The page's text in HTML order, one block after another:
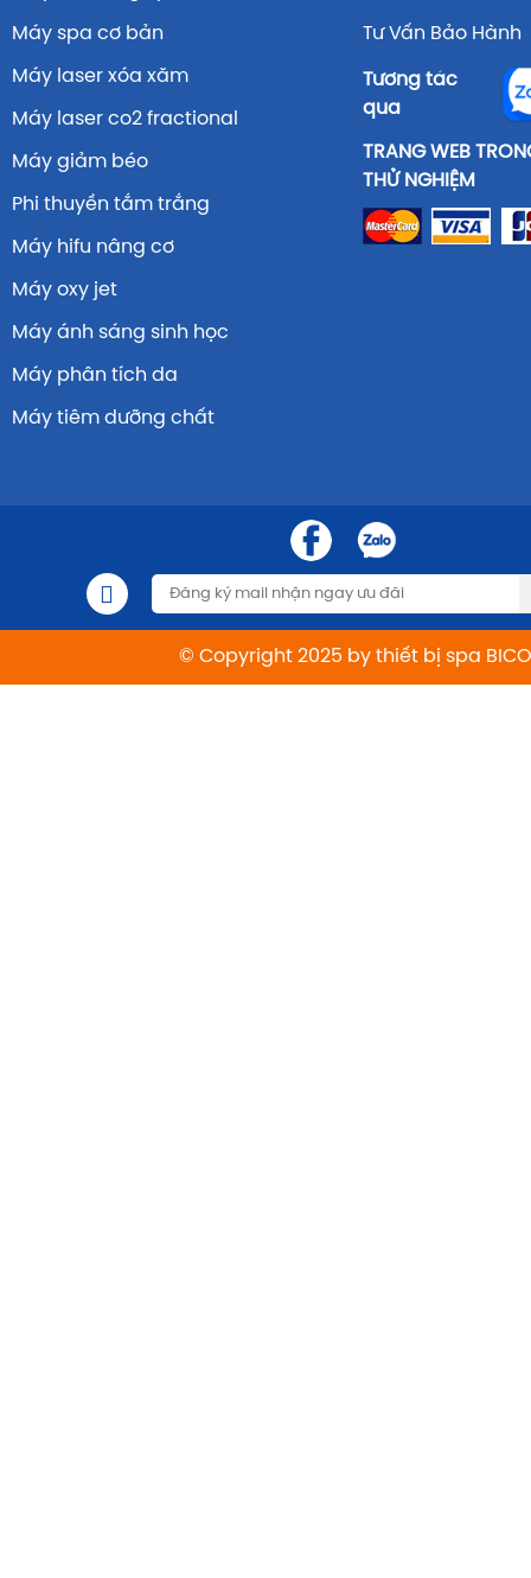
Máy spa cơ bản
Máy laser xóa xăm
Máy laser co2 fractional
Máy giảm béo
Phi thuyền tắm trắng
Máy hifu nâng cơ
Máy oxy jet
Máy ánh sáng sinh học
Máy phân tích da
Máy tiêm dưỡng chất
Tư Vấn Bảo Hành
Tương tác
qua
TRANG WEB
THỬ NGHIỆM
© Copyright 2025 by thiết bị spa BICO